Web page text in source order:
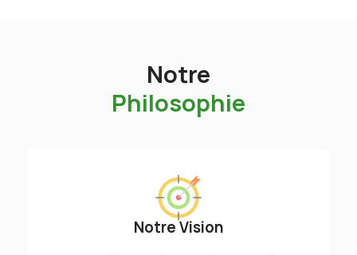
Notre
Philosophie
Notre Vision